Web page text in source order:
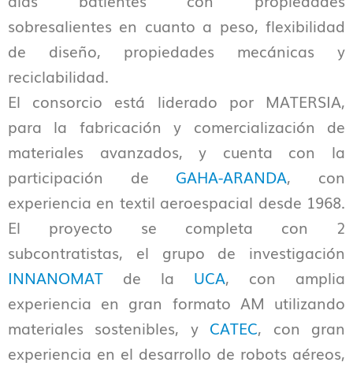
sobresalientes en cuanto a peso, flexibilidad
de diseño, propiedades mecánicas y
reciclabilidad.
El consorcio está liderado por MATERSIA,
para la fabricación y comercialización de
materiales avanzados, y cuenta con la
participación de GAHA-ARANDA, con
experiencia en textil aeroespacial desde 1968.
El proyecto se completa con 2
subcontratistas, el grupo de investigación
INNANOMAT de la UCA, con amplia
experiencia en gran formato AM utilizando
materiales sostenibles, y CATEC, con gran
experiencia en el desarrollo de robots aéreos,